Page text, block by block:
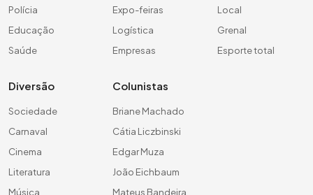
Polícia
Educação
Saúde
Expo-feiras
Logística
Empresas
Local
Grenal
Esporte total
Diversão
Sociedade
Carnaval
Cinema
Literatura
Música
Colunistas
Briane Machado
Cátia Liczbinski
Edgar Muza
João Eichbaum
Mateus Bandeira